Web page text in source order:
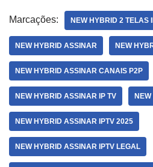
Marcações: NEW HYBRID 2 TELAS
NEW HYBRID ASSINAR NEW
NEW HYBRID ASSINAR CANAIS P2P
NEW HYBRID ASSINAR IP TV
NEW HYBRID ASSINAR IPTV 2025
NEW HYBRID ASSINAR IPTV LEGAL